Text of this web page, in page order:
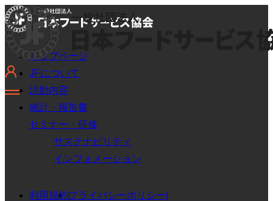
トップページ
JFについて
活動内容
統計・報告書
セミナー・研修
サステナビリティ
インフォメーション
利用規約プライバシーポリシー